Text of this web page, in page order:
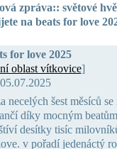
zpráva:: světové
na beats for love
for love 2025
oblast vítkovice]
necelých šest měsíců
díky mocným
desítky tisíc
v pořadí jedenáctý